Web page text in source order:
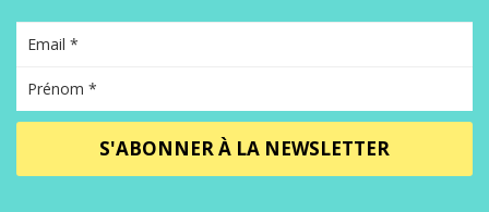
S'ABONNER À LA NEWSLETTER